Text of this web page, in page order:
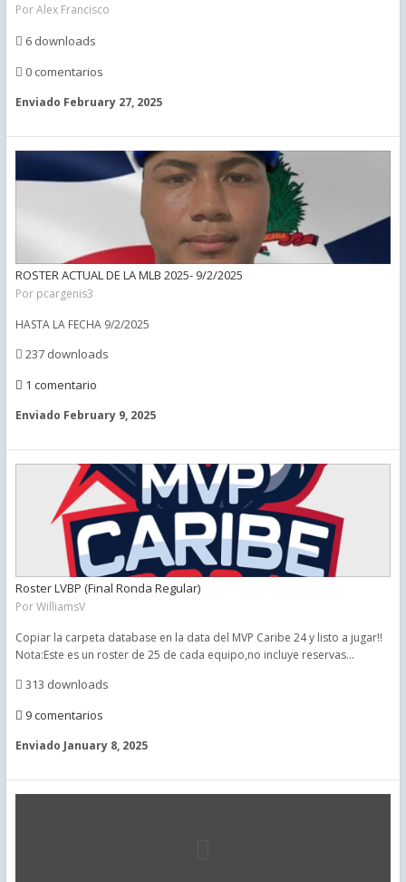
PorAlex Francisco
6 downloads
0 comentarios
Enviado February 27, 2025
ROSTER ACTUAL DE LA MLB 2025- 9/2/2025
Por pcargenis3
HASTA LA FECHA 9/2/2025
237 downloads
1 comentario
Enviado February 9, 2025
Roster LVBP (Final Ronda Regular)
PorWilliamsV
Copiar la carpeta database en la data del MVP Caribe 24 y listo a jugar!!
Nota:Este es un roster de 25 de cada equipo,no incluye reservas...
313 downloads
9 comentarios
Enviado January 8, 2025